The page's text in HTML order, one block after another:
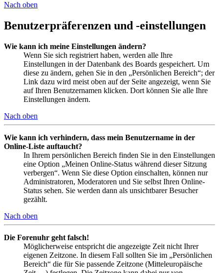
Nach oben
Benutzerpräferenzen und -einstellungen
Wie kann ich meine Einstellungen ändern?
Wenn Sie sich registriert haben, werden alle Ihre
Einstellungen in der Datenbank des Boards gespeichert. Um
diese zu ändern, gehen Sie in den „Persönlichen Bereich“; der
Link dazu wird meist oben auf der Seite angezeigt, wenn Sie
auf Ihren Benutzernamen klicken. Dort können Sie alle Ihre
Einstellungen ändern.
Nach oben
Wie kann ich verhindern, dass mein Benutzername in der
Online-Liste auftaucht?
In Ihrem persönlichen Bereich finden Sie in den Einstellungen
eine Option „Meinen Online-Status während dieser Sitzung
verbergen“. Wenn Sie diese Option einschalten, können nur
Administratoren, Moderatoren und Sie selbst Ihren Online-
Status sehen. Sie werden dann als unsichtbarer Besucher
gezählt.
Nach oben
Die Forenuhr geht falsch!
Möglicherweise entspricht die angezeigte Zeit nicht Ihrer
eigenen Zeitzone. In diesem Fall sollten Sie im „Persönlichen
Bereich“ die für Sie passende Zeitzone (Mitteleuropäische